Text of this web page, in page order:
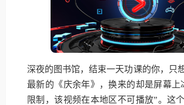
深夜的图书馆，结束一天功课的你，只
最新的《庆余年》，换来的却是屏幕上
限制，该视频在本地区不可播放”。这